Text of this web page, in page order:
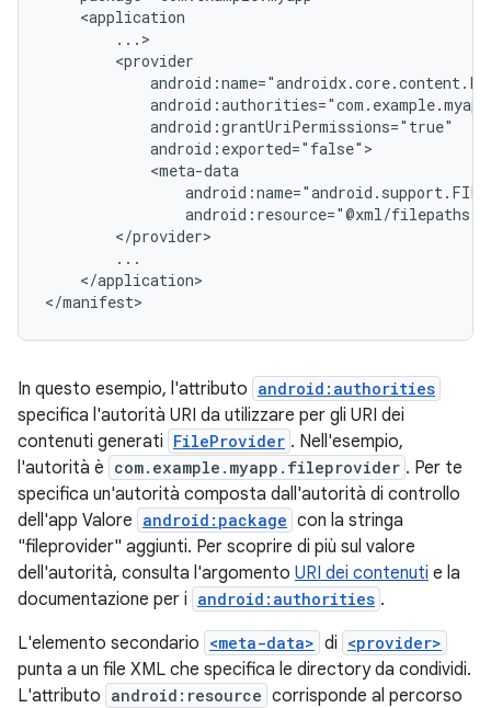
android:resource="@xml/filepaths"
</application>
</manifest>
In questo esempio, l'attributo android:authorities
specifica l'autorità URI da utilizzare per gli URI dei
contenuti generati FileProvider . Nell'esempio,
l'autorità è com.example.myapp.fileprovider . Per te
specifica un'autorità composta dall'autorità di controllo
dell'app Valore android:package con la stringa
"fileprovider" aggiunti. Per scoprire di più sul valore
dell'autorità, consulta l'argomento URI dei contenuti e la
documentazione per i android:authorities .
L'elemento secondario <meta-data> di <provider>
punta a un file XML che specifica le directory da condividi.
L'attributo android:resource corrisponde al percorso